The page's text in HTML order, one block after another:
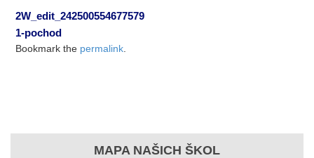
2W_edit_242500554677579
1-pochod
Bookmark the permalink
MAPA NAŠICH ŠKOL